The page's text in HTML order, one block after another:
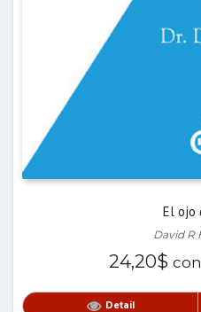
El ojo
David R
24,20$
Detail